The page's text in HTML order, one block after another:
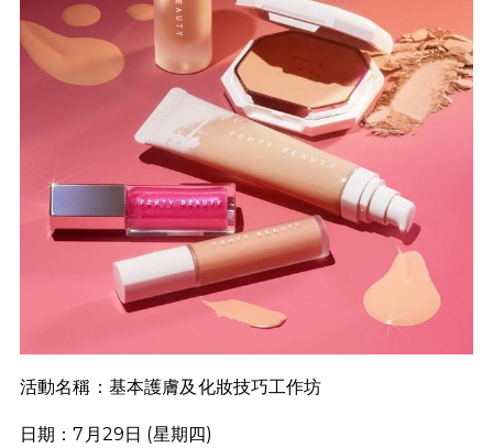
活動名稱：基本護膚及化妝技巧工作坊
日期：7月29日 (星期四)